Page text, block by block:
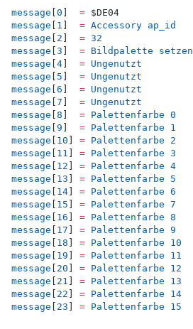
message 0 = $DE04
message
1 = Accessory ap_id
message
2 = 32
message 3 = Bildpalette setzen
message 4 = Ungenutzt
message
5 = Ungenutzt
message 6 = Ungenutzt
message 7 = Ungenutzt
message 8 = Palettenfarbe 0
message 9 = Palettenfarbe
1
message
10 = Palettenfarbe
2
message
11 = Palettenfarbe 3
message
12 = Palettenfarbe 4
message
13 = Palettenfarbe
5
message
14 = Palettenfarbe 6
message
15 = Palettenfarbe 7
message
16 = Palettenfarbe 8
message
17 = Palettenfarbe 9
message
18 = Palettenfarbe
10
message
19 = Palettenfarbe
11
message
20 = Palettenfarbe
12
message
21 = Palettenfarbe
13
message
22 = Palettenfarbe
14
message
23 = Palettenfarbe 15